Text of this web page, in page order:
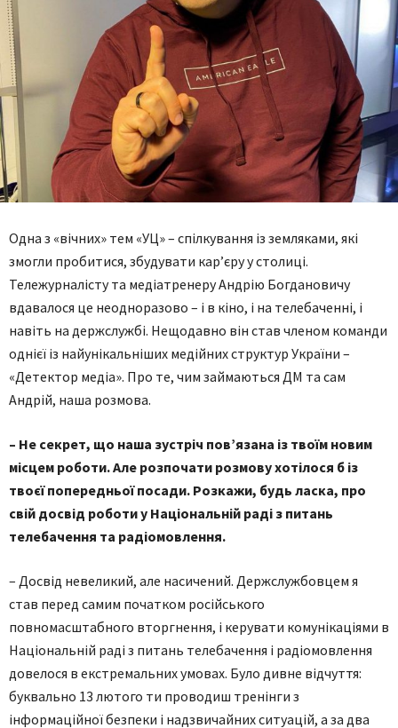
Одна з «вічних» тем «УЦ» – спілкування із земляками, які
змогли пробитися, збудувати кар’єру у столиці.
Тележурналісту та медіатренеру Андрію Богдановичу
вдавалося це неодноразово – і в кіно, і на телебаченні, і
навіть на держслужбі. Нещодавно він став членом команди
однієї із найунікальніших медійних структур України –
«Детектор медіа». Про те, чим займаються ДМ та сам
Андрій, наша розмова.
– Не секрет, що наша зустріч пов’язана із твоїм новим
місцем роботи. Але розпочати розмову хотілося б із
твоєї попередньої посади. Розкажи, будь ласка, про
свій досвід роботи у Національній раді з питань
телебачення та радіомовлення.
– Досвід невеликий, але насичений. Держслужбовцем я
став перед самим початком російського
повномасштабного вторгнення, і керувати комунікаціями в
Національній раді з питань телебачення і радіомовлення
довелося в екстремальних умовах. Було дивне відчуття:
буквально 13 лютого ти проводиш тренінги з
інформаційної безпеки і надзвичайних ситуацій, а за два